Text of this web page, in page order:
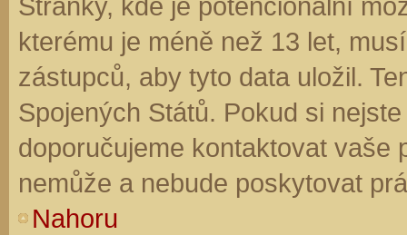
kterému je méně než 13 let,
zástupců, aby tyto data uložil.
Spojených Států. Pokud si
doporučujeme kontaktovat vaše
nemůže a nebude poskytovat
Nahoru